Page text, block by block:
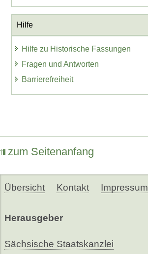
Hilfe
Hilfe zu Historische Fassungen
Fragen und Antworten
Barrierefreiheit
zum Seitenanfang
Übersicht Kontakt Impressum
Herausgeber
Sächsische Staatskanzlei